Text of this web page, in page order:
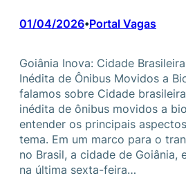
01/04/2026•Portal Vagas
Goiânia Inova: Cidade
Inédita de Ônibus Movidos a
falamos sobre Cidade
inédita de ônibus movidos a
entender os principais
tema. Em um marco para o
no Brasil, a cidade de Goiânia,
na última sexta-feira…